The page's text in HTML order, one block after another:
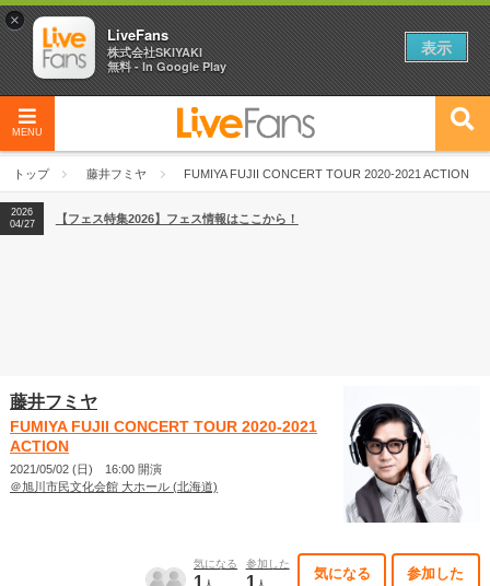
MENU
トップ 藤井フミヤ FUMIYA FUJII CONCERT TOUR 2020-2021 ACTION
2026
04/27
2026
【ライブ動員ランキング】2026年上半期編発表！
2026
04/27
【フェス特集2026】フェス情報はここから！
藤井フミヤ
FUMIYA FUJII CONCERT TOUR 2020-2021
ACTION
2021/05/02 (日) 16:00 開演
＠旭川市民文化会館 大ホール (北海道)
気になる 参加した
気になる 参加した
×
LiveFans
株式会社SKIYAKI
無料 - In Google Play
表示